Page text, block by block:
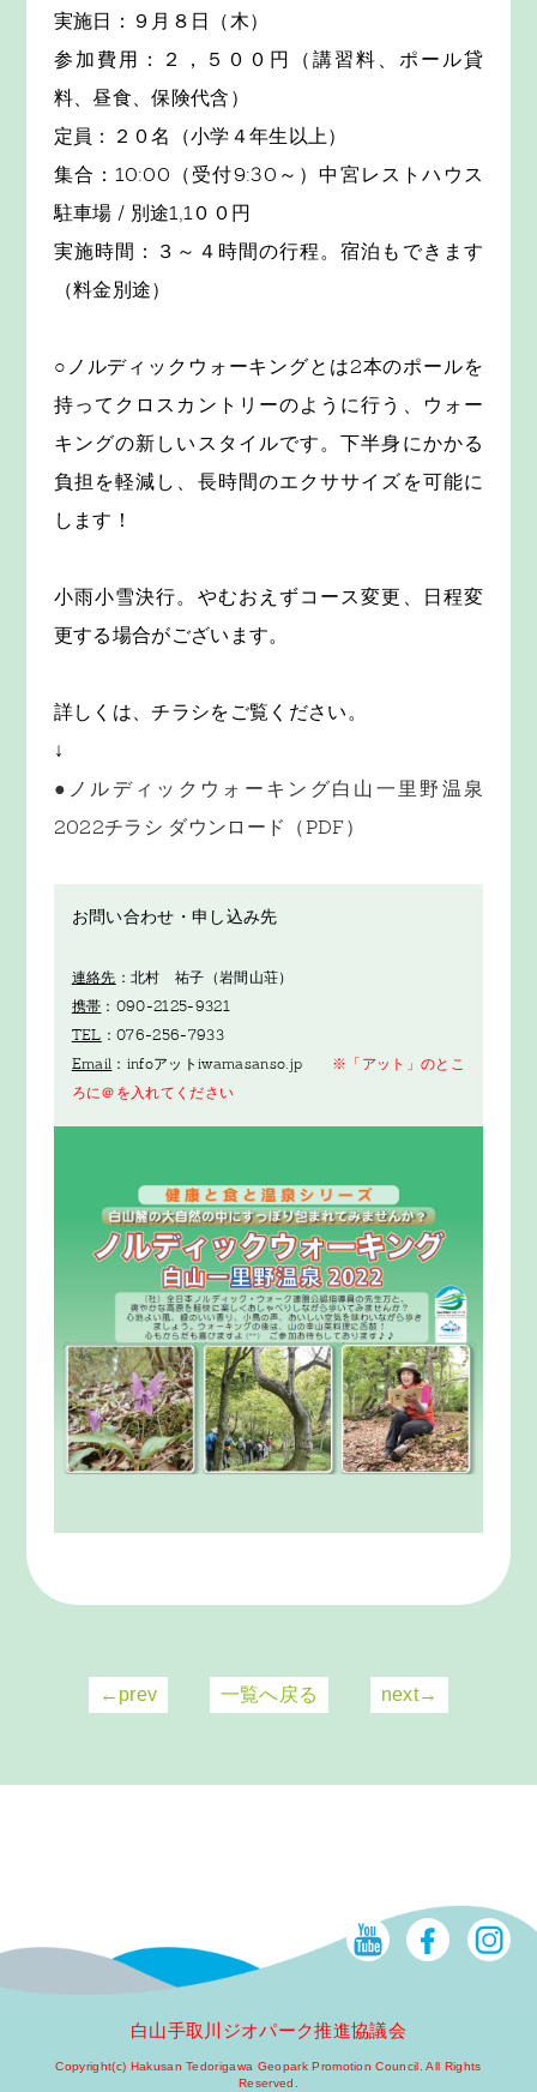
実施日：９月８日（木）
参加費用：２，５００円（講習料、ポール貸
料、昼食、保険代含）
定員：２０名（小学４年生以上）
集合：10:00（受付9:30～）中宮レストハウス
駐車場 / 別途1,1００円
実施時間：３～４時間の行程。宿泊もできます
（料金別途）
○ノルディックウォーキングとは2本のポールを
持ってクロスカントリーのように行う、ウォー
キングの新しいスタイルです。下半身にかかる
負担を軽減し、長時間のエクササイズを可能に
します！
小雨小雪決行。やむおえずコース変更、日程変
更する場合がございます。
詳しくは、チラシをご覧ください。
↓
●ノルディックウォーキング白山一里野温泉
2022チラシ ダウンロード（PDF）
お問い合わせ・申し込み先
連絡先 ：北村 祐子（岩間山荘）
携帯 ：090-2125-9321
TEL ：076-256-7933
Email ：infoアットiwamasanso.jp ※「アット」のとこ
ろに＠を入れてください
←prev 一覧へ戻る next→
白山手取川ジオパーク推進協議会
Copyright(c) Hakusan Tedorigawa Geopark Promotion Council. All Rights
Reserved.